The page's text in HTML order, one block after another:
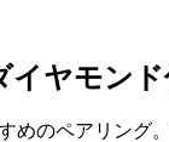
イヤモン
めのペアリング